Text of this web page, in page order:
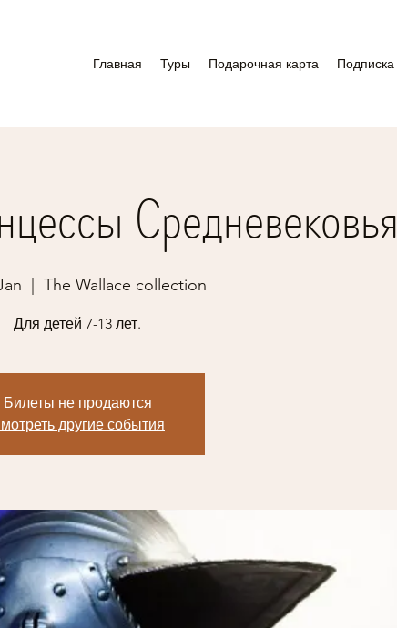
Главная Туры Подарочная карта Подписка
Средневековья
The Wallace collection
Для детей 7-13 лет.
Билеты не продаются
другие события